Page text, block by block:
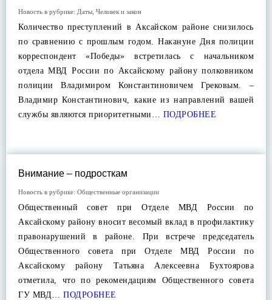
Новость в рубрике: Даты Человек и закон
Количество преступлений в Аксайском районе снизилось
по сравнению с прошлым годом. Накануне Дня полиции
корреспондент «Победы» встретилась с начальником
отдела МВД России по Аксайскому району полковником
полиции Владимиром Константиновичем Грековым. –
Владимир Константинович, какие из направлений вашей
службы являются приоритетными… ПОДРОБНЕЕ
Внимание – подросткам
Новость в рубрике: Общественные организации
Общественный совет при Отделе МВД России по
Аксайскому району вносит весомый вклад в профилактику
правонарушений в районе. При встрече председатель
Общественного совета при Отделе МВД России по
Аксайскому району Татьяна Алексеевна Бухтоярова
отметила, что по рекомендациям Общественного совета
ГУ МВД… ПОДРОБНЕЕ